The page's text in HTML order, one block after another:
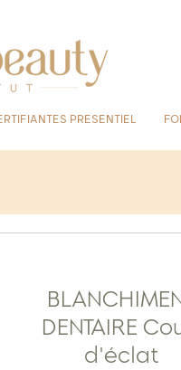
PRESENTIEL
DENTAIRE
d'éclat